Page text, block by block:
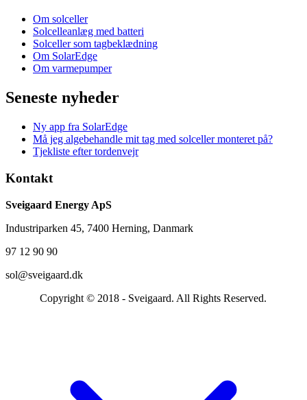
Om solceller
Solcelleanlæg med batteri
Solceller som tagbeklædning
Om SolarEdge
Om varmepumper
Seneste nyheder
Ny app fra SolarEdge
Må jeg algebehandle mit tag med solceller monteret på?
Tjekliste efter tordenvejr
Kontakt
Sveigaard Energy ApS
Industriparken 45, 7400 Herning, Danmark
97 12 90 90
sol@sveigaard.dk
Copyright © 2018 - Sveigaard. All Rights Reserved.